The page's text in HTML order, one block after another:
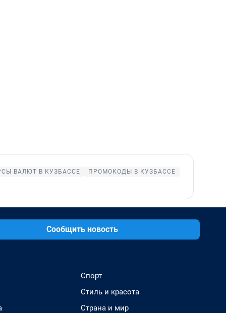
ВАЛЮТ В КУЗБАССЕ
ПРОМОКОДЫ В КУЗБАССЕ
Сообщить новость
Спорт
Стиль и красота
Страна и мир